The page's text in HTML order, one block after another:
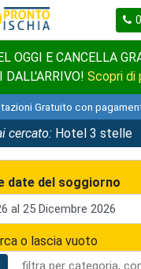
OGGI E CANCELLA
DALL'ARRIVO! Scopri di
Gratuito con
cercato: Hotel 3 stelle
date del soggiorno
o lascia vuoto